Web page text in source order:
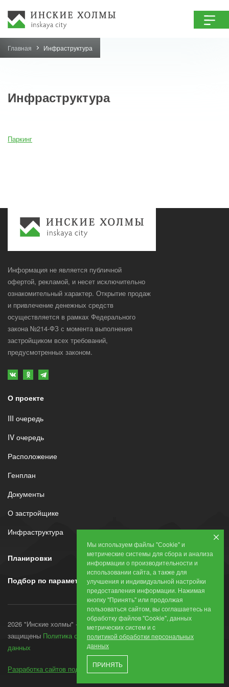
Главная Инфраструктура
Инфраструктура
Паркинг
Информация не является публичной
офертой, рекламой, и несет исключительно
ознакомительный характер. Открытие продаж
и привлечение денежных средств
осуществляется в рамках Федерального
закона №214-ФЗ с момента выполнения
застройщиком всех требований,
предусмотренных законом.
О проекте
III очередь
IV очередь
Расположение
Генплан
Документы
О застройщике
Инфраструктура
Планировки
Подбор по параметрам
2026 "Инские холмы" - все права
защищены Политика обработки персональных
данных
Разработка сайтов под ключ- Студия ЯЛ
Мы используем файлы "Сookie" и
метрические системы для сбора и анализа
информации о производительности и
использовании сайта, а также для
улучшения и индивидуальной настройки
предоставления информации. Нажимая
кнопку "Принять" или продолжая
пользоваться сайтом, вы соглашаетесь на
обработку файлов "Cookie", данных
метрических систем и c
политикой обработки персональных
данных
ПРИНЯТЬ